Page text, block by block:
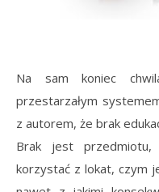
Na sam koniec
przestarzałym
z autorem, że brak
Brak jest przedmiotu,
korzystać z lokat, czym